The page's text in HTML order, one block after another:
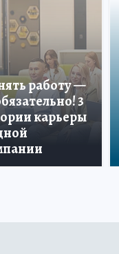
работу —
3
карьеры